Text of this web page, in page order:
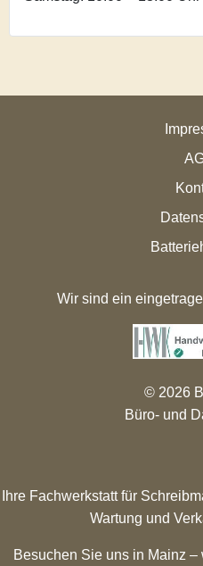
Wir sind ein
© 2026
Büro- und
Ihre Fachwerkstatt für
Wartung und
Besuchen Sie uns in Mainz